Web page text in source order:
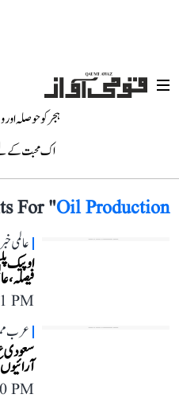
ہجر کو حوصلہ
اک محبت کے
For "Oil Production
عالمی
اوپیک
فیصلہ،
PM
عرب
سعودی
PM